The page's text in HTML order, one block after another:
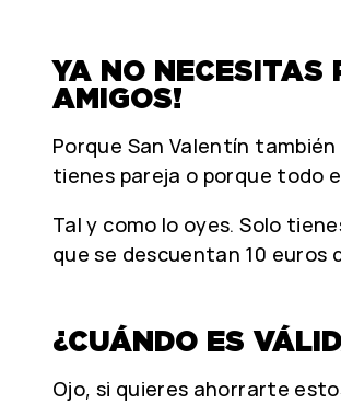
YA NO NECESITAS
AMIGOS!
Porque San Valentín
tienes pareja o porque todo
Tal y como lo oyes. Solo
que se descuentan 10 euros
¿CUÁNDO ES
Ojo, si quieres ahorrarte